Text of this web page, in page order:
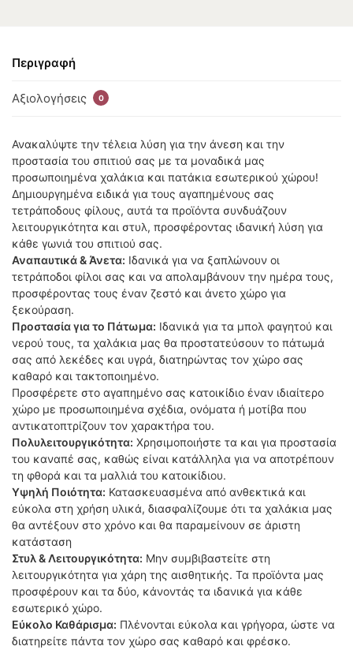
Περιγραφή
Αξιολογήσεις 0
Ανακαλύψτε την τέλεια λύση για την άνεση και την
προστασία του σπιτιού σας με τα μοναδικά μας
προσωποιημένα χαλάκια και πατάκια εσωτερικού χώρου!
Δημιουργημένα ειδικά για τους αγαπημένους σας
τετράποδους φίλους, αυτά τα προϊόντα συνδυάζουν
λειτουργικότητα και στυλ, προσφέροντας ιδανική λύση για
κάθε γωνιά του σπιτιού σας.
Αναπαυτικά & Άνετα: Ιδανικά για να ξαπλώνουν οι
τετράποδοι φίλοι σας και να απολαμβάνουν την ημέρα τους,
προσφέροντας τους έναν ζεστό και άνετο χώρο για
ξεκούραση.
Προστασία για το Πάτωμα: Ιδανικά για τα μπολ φαγητού και
νερού τους, τα χαλάκια μας θα προστατεύσουν το πάτωμά
σας από λεκέδες και υγρά, διατηρώντας τον χώρο σας
καθαρό και τακτοποιημένο.
Προσφέρετε στο αγαπημένο σας κατοικίδιο έναν ιδιαίτερο
χώρο με προσωποιημένα σχέδια, ονόματα ή μοτίβα που
αντικατοπτρίζουν τον χαρακτήρα του.
Πολυλειτουργικότητα: Χρησιμοποιήστε τα και για προστασία
του καναπέ σας, καθώς είναι κατάλληλα για να αποτρέπουν
τη φθορά και τα μαλλιά του κατοικίδιου.
Υψηλή Ποιότητα: Κατασκευασμένα από ανθεκτικά και
εύκολα στη χρήση υλικά, διασφαλίζουμε ότι τα χαλάκια μας
θα αντέξουν στο χρόνο και θα παραμείνουν σε άριστη
κατάσταση
Στυλ & Λειτουργικότητα: Μην συμβιβαστείτε στη
λειτουργικότητα για χάρη της αισθητικής. Τα προϊόντα μας
προσφέρουν και τα δύο, κάνοντάς τα ιδανικά για κάθε
εσωτερικό χώρο.
Εύκολο Καθάρισμα: Πλένονται εύκολα και γρήγορα, ώστε να
διατηρείτε πάντα τον χώρο σας καθαρό και φρέσκο.